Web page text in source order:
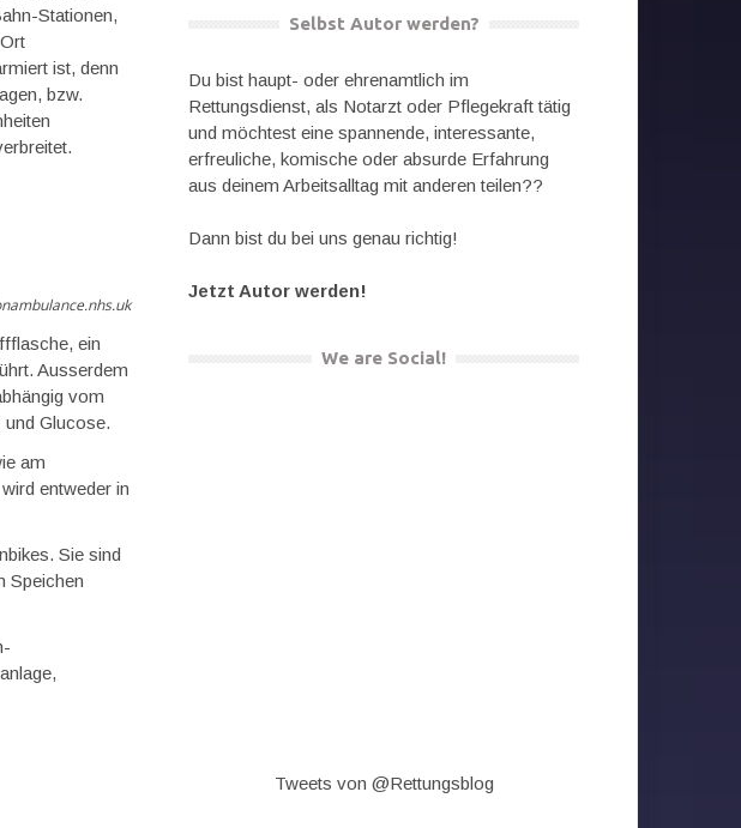
Stationen,
ist, denn
bzw.
ein
Ausserdem
vom
Glucose.
am
entweder in
Sie sind
Speichen
Selbst Autor werden?
Du bist haupt- oder ehrenamtlich im
Rettungsdienst, als Notarzt oder Pflegekraft tätig
und möchtest eine spannende, interessante,
erfreuliche, komische oder absurde Erfahrung
aus deinem Arbeitsalltag mit anderen teilen??
Dann bist du bei uns genau richtig!
Jetzt Autor werden!
We are Social!
Tweets von @Rettungsblog